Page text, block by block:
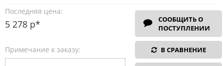
Последняя цена:
5 278 р*
Примечание к заказу:
СООБЩИТЬ О
ПОСТУПЛЕНИИ
В СРАВНЕНИЕ